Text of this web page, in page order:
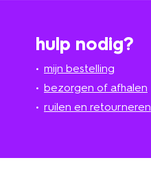
hulp nodig?
mijn bestelling
bezorgen of afhalen
ruilen en retourneren